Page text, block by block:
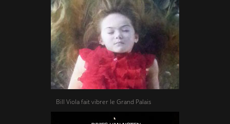
Bill Viola fait vibrer le Grand Palais